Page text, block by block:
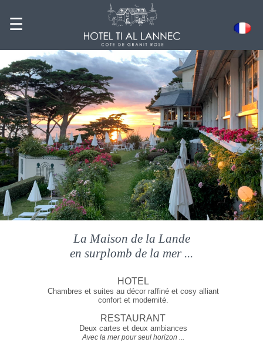
☰
La Maison de la Lande
en surplomb de la mer ...
HOTEL
Chambres et suites au décor raffiné et cosy alliant
confort et modernité.
RESTAURANT
Deux cartes et deux ambiances
Avec la mer pour seul horizon ...